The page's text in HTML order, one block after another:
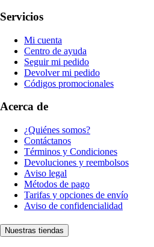
Servicios
Mi cuenta
Centro de ayuda
Seguir mi pedido
Devolver mi pedido
Códigos promocionales
Acerca de
¿Quiénes somos?
Contáctanos
Términos y Condiciones
Devoluciones y reembolsos
Aviso legal
Métodos de pago
Tarifas y opciones de envío
Aviso de confidencialidad
Nuestras tiendas